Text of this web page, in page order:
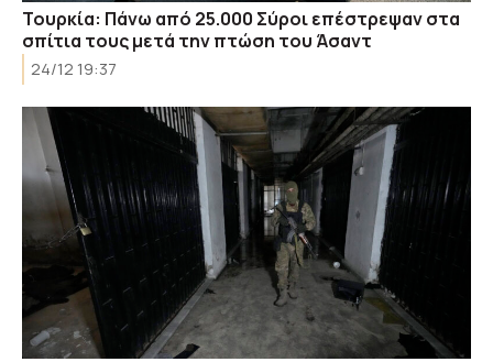
Τουρκία: Πάνω από 25.000 Σύροι επέστρεψαν στα
σπίτια τους μετά την πτώση του Άσαντ
24/12 19:37